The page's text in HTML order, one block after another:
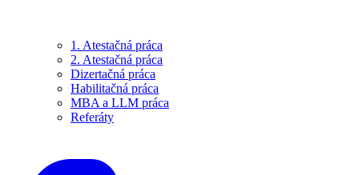
1. Atestačná práca
2. Atestačná práca
Dizertačná práca
Habilitačná práca
MBA a LLM práca
Referáty